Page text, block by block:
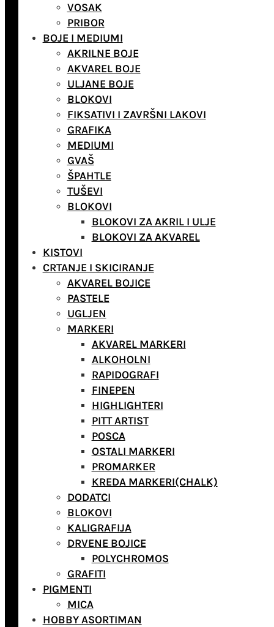
VOSAK
PRIBOR
BOJE I MEDIUMI
AKRILNE BOJE
AKVAREL BOJE
ULJANE BOJE
BLOKOVI
FIKSATIVI I ZAVRŠNI LAKOVI
GRAFIKA
MEDIUMI
GVAŠ
ŠPAHTLE
TUŠEVI
BLOKOVI
BLOKOVI ZA AKRIL I ULJE
BLOKOVI ZA AKVAREL
KISTOVI
CRTANJE I SKICIRANJE
AKVAREL BOJICE
PASTELE
UGLJEN
MARKERI
AKVAREL MARKERI
ALKOHOLNI
RAPIDOGRAFI
FINEPEN
HIGHLIGHTERI
PITT ARTIST
POSCA
OSTALI MARKERI
PROMARKER
KREDA MARKERI(CHALK)
DODATCI
BLOKOVI
KALIGRAFIJA
DRVENE BOJICE
POLYCHROMOS
GRAFITI
PIGMENTI
MICA
HOBBY ASORTIMAN